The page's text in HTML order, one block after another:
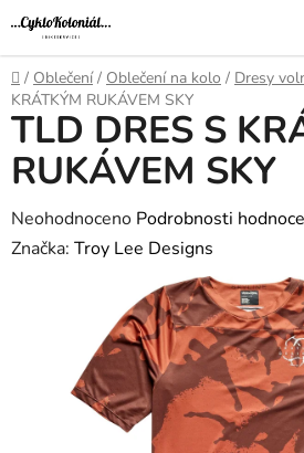
Přejít
na
obsah
Domů
/ Oblečení / Oblečení na kolo / Dresy
KRÁTKÝM RUKÁVEM SKY
TLD DRES S
RUKÁVEM SKY
Průměrné
hodnocení
Neohodnoceno Podrobnosti
Značka: Troy Lee Designs